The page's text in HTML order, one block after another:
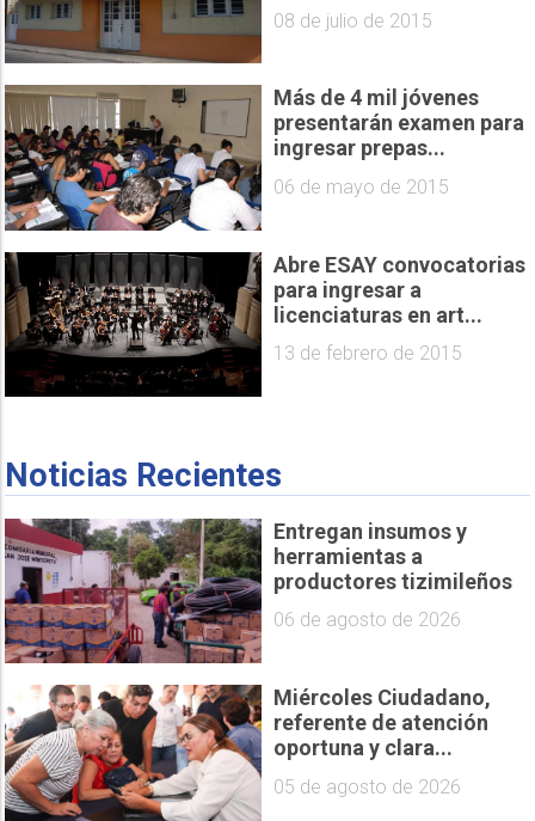
08 de julio de 2015
Más de 4 mil jóvenes
presentarán examen para
ingresar prepas...
06 de mayo de 2015
Abre ESAY convocatorias
para ingresar a
licenciaturas en art...
13 de febrero de 2015
Noticias Recientes
Entregan insumos y
herramientas a
productores tizimileños
06 de agosto de 2026
Miércoles Ciudadano,
referente de atención
oportuna y clara...
05 de agosto de 2026